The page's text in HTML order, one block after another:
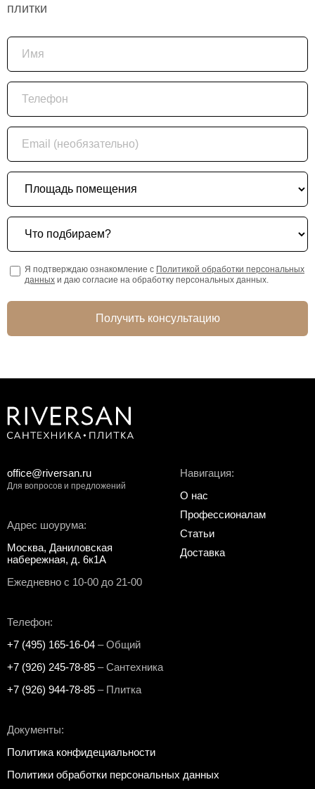
плитки
Имя
Телефон
Email (необязательно)
Площадь помещения
Что подбираем?
Я подтверждаю ознакомление с Политикой обработки персональных
данных и даю согласие на обработку персональных данных.
Получить консультацию
Адрес шоурума:
Москва, Даниловская
набережная, д. 6к1А
Ежедневно с 10-00 до 21-00
Телефон:
+7 (495) 165-16-04 – Общий
+7 (926) 245-78-85 – Сантехника
+7 (926) 944-78-85 – Плитка
Документы:
Политика конфидециальности
Политики обработки персональных данных
Навигация:
О нас
Профессионалам
Статьи
Доставка
office@riversan.ru
Для вопросов и предложений